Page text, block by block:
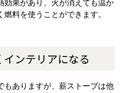
効果があり、火が消えても温か
料を使うことができます。
ンテリアになる
もありますが、薪ストーブは他